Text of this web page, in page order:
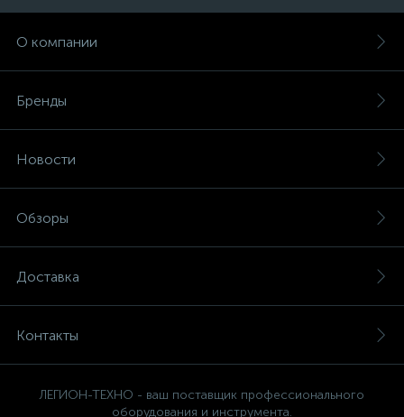
О компании
Бренды
Новости
Обзоры
Доставка
Контакты
ЛЕГИОН-ТЕХНО - ваш поставщик профессионального
оборудования и инструмента.